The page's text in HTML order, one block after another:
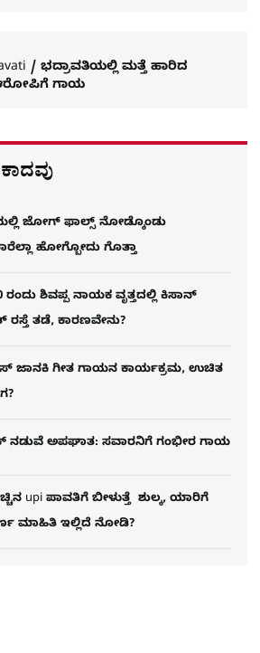
/ ಭದ್ರಾವತಿಯಲ್ಲಿ ಮತ್ತೆ ಹಾರಿದ
ಗಾಯ
ಜೋಗ್​ ಫಾಲ್ಸ್​ ನೋಡ್ಕೊಂಡು
ಹೋಗ್ಬೋದು ಗೊತ್ತಾ
ರಂದು ಶಿವಪ್ಪ ನಾಯಕ ವೃತ್ತದಲ್ಲಿ ಕಿಸಾನ್
ತಡೆ, ಕಾರಣವೇನು?
ಜಾನಕಿ ಗೀತ ಗಾಯನ ಕಾರ್ಯಕ್ರಮ, ಉಚಿತ
ನಡುವೆ ಅಪಘಾತ: ಸವಾರನಿಗೆ ಗಂಭೀರ ಗಾಯ
upi ಪಾವತಿಗೆ ಬೀಳುತ್ತೆ ಶುಲ್ಕ, ಯಾರಿಗೆ
ಮಾಹಿತಿ ಇಲ್ಲಿದೆ ನೋಡಿ?